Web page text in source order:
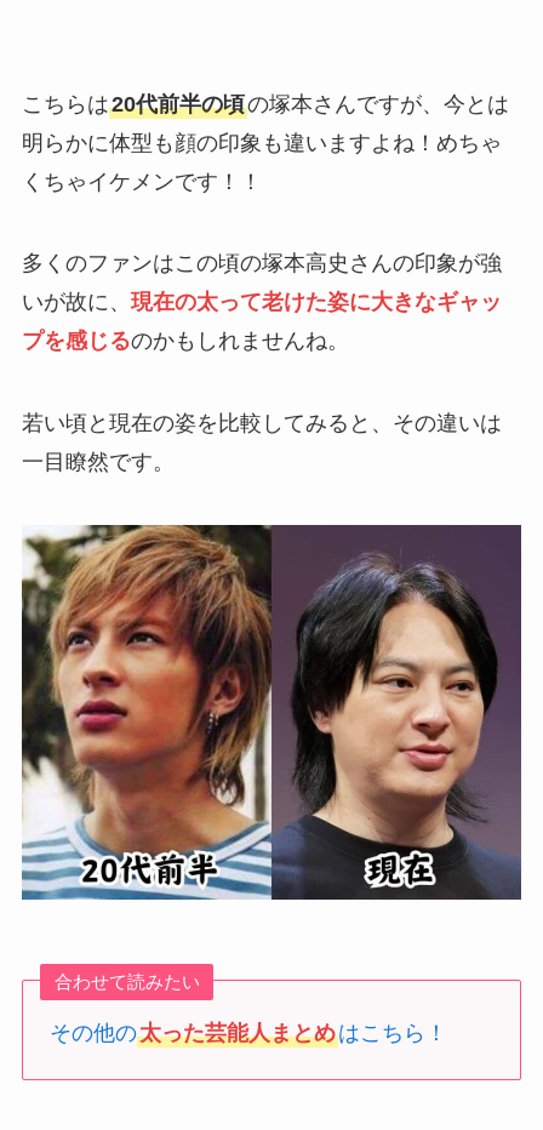
こちらは20代前半の頃の塚本さんですが、今とは
明らかに体型も顔の印象も違いますよね！めちゃ
くちゃイケメンです！！
多くのファンはこの頃の塚本高史さんの印象が強
いが故に、 現在の太って老けた姿に大きなギャッ
プを感じるのかもしれませんね。
若い頃と現在の姿を比較してみると、その違いは
一目瞭然です。
合わせて読みたい
その他の太った芸能人まとめはこちら！